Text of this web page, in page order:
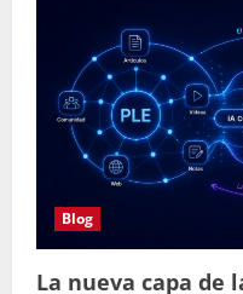
Blog
La nueva capa de